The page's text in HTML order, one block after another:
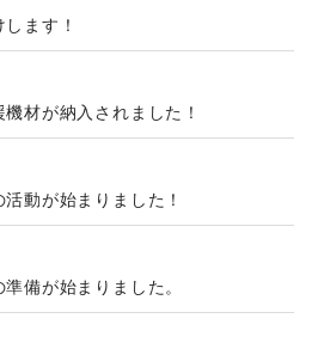
ます！
材が納入されました！
動が始まりました！
備が始まりました。